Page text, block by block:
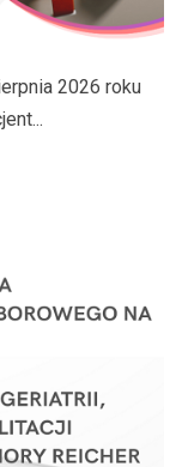
2026 roku